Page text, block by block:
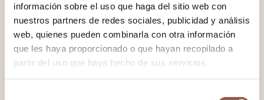
información sobre el uso que haga del sitio web con
nuestros partners de redes sociales, publicidad y análisis
web, quienes pueden combinarla con otra información
que les haya proporcionado o que hayan recopilado a
partir del uso que haya hecho de sus servicios.
Painted sipo wood fan. Laser-engraved design. Poplin fabric
with cotton plumeti. Chain and ring detail with cotton
pompom.